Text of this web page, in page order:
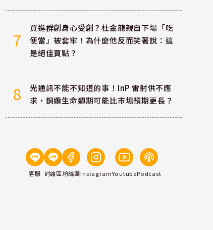
7
買進群創身心受創？杜金龍親自下場「吃
便當」被套牢！為什麼他反而笑著說：這
是絕佳買點？
8
光通訊不能不知道的事！InP 雷射供不應
求，銅纜生命週期可能比市場預期更長？
客服 討論區粉絲團InstagramYoutubePodcast